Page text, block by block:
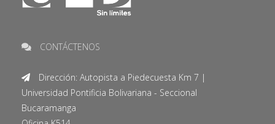
CONTÁCTENOS
Dirección: Autopista a Piedecuesta Km 7 |
Universidad Pontificia Bolivariana - Seccional
Bucaramanga